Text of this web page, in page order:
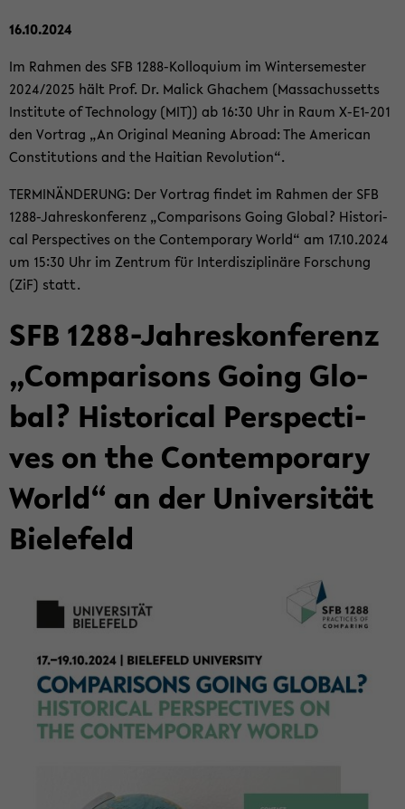
16.10.2024
Im Rah­men des SFB 1288-​Kolloquium im Win­ter­se­mes­ter
2024/2025 hält Prof. Dr. Malick Gha­chem (Mas­sa­chus­setts
In­sti­tu­te of Tech­no­lo­gy (MIT)) ab 16:30 Uhr in Raum X-​E1-201
den Vor­trag „An Ori­gi­nal Me­a­ning Ab­road: The Ame­ri­can
Con­sti­tu­ti­ons and the Hai­ti­an Re­vo­lu­ti­on“.
TER­MIN­ÄN­DE­RUNG: Der Vor­trag fin­det im Rah­men der SFB
1288-​Jahreskonferenz „Com­pa­ri­sons Going Glo­bal? His­to­ri­
cal Per­spec­ti­ves on the Con­tem­pora­ry World“ am 17.10.2024
um 15:30 Uhr im Zen­trum für In­ter­dis­zi­pli­nä­re For­schung
(ZiF) statt.
SFB 1288-​Jahreskonferenz
„Com­pa­ri­sons Going Glo­
bal? His­to­ri­cal Per­spec­ti­
ves on the Con­tem­pora­ry
World“ an der Uni­ver­si­tät
Bie­le­feld